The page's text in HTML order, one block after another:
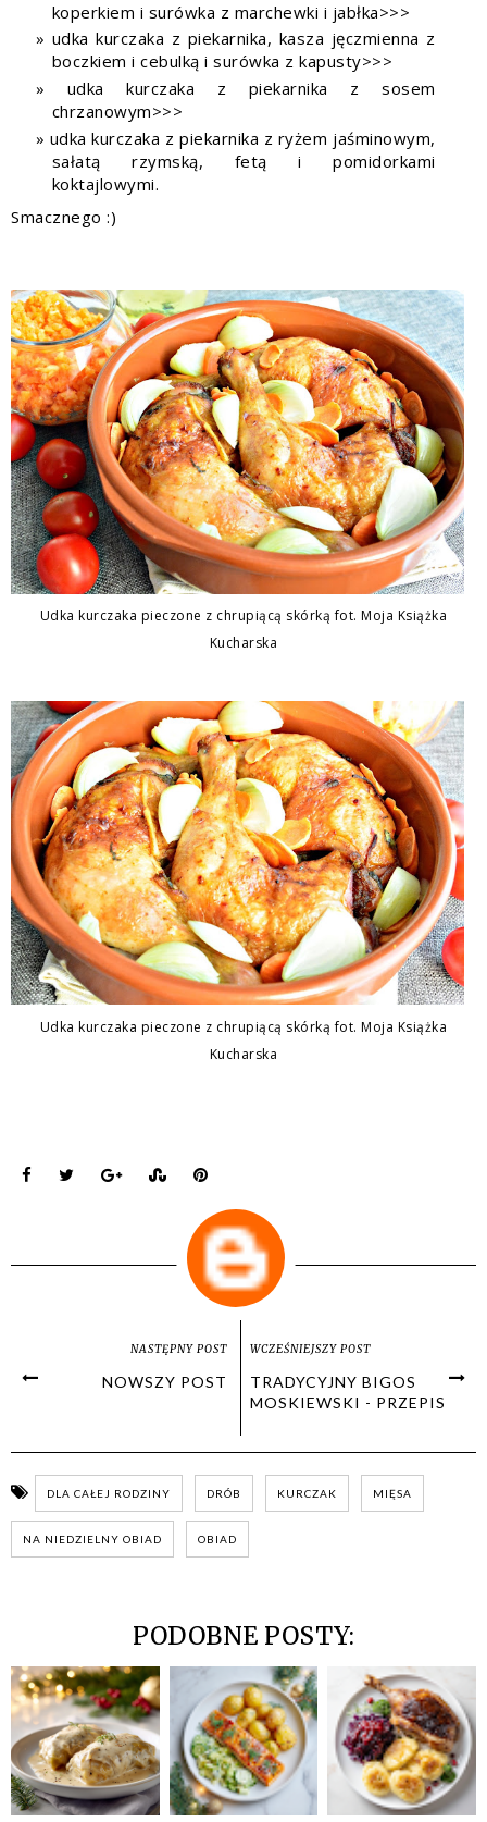
koperkiem i surówka z marchewki i jabłka>>>
udka kurczaka z piekarnika, kasza jęczmienna z
boczkiem i cebulką i surówka z kapusty>>>
udka kurczaka z piekarnika z sosem
chrzanowym>>>
udka kurczaka z piekarnika z ryżem jaśminowym,
sałatą rzymską, fetą i pomidorkami
koktajlowymi.
Smacznego :)
Udka kurczaka pieczone z chrupiącą skórką fot. Moja Książka
Kucharska
Udka kurczaka pieczone z chrupiącą skórką fot. Moja Książka
Kucharska
NASTĘPNY POST
NOWSZY POST
WCZEŚNIEJSZY POST
TRADYCYJNY BIGOS
MOSKIEWSKI - PRZEPIS
DLA CAŁEJ RODZINY DRÓB KURCZAK MIĘSA
NA NIEDZIELNY OBIAD OBIAD
PODOBNE POSTY: